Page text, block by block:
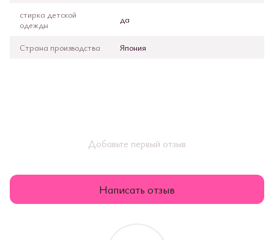
стирка детской
одежды
да
Страна производства Япония
Добавьте первый отзыв
Написать отзыв